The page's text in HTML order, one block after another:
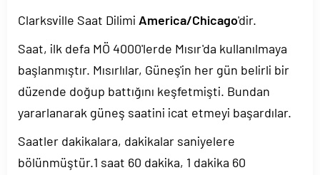
Clarksville Saat Dilimi America/Chicago'dir.
Saat, ilk defa MÖ 4000'lerde Mısır'da kullanılmaya
başlanmıştır. Mısırlılar, Güneş'in her gün belirli bir
düzende doğup battığını keşfetmişti. Bundan
yararlanarak güneş saatini icat etmeyi başardılar.
Saatler dakikalara, dakikalar saniyelere
bölünmüştür.1 saat 60 dakika, 1 dakika 60